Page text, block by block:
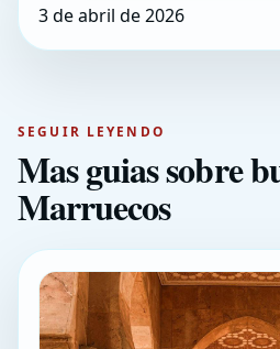
3 de abril de 2026
SEGUIR LEYENDO
Mas guias sobre
Marruecos